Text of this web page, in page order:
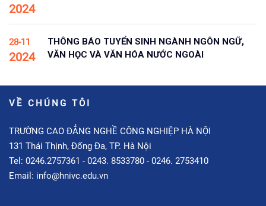
2024
28-11
2024
THÔNG BÁO TUYỂN SINH NGÀNH NGÔN NGỮ,
VĂN HỌC VÀ VĂN HÓA NƯỚC NGOÀI
VỀ CHÚNG TÔI
TRƯỜNG CAO ĐẲNG NGHỀ CÔNG NGHIỆP HÀ NỘI
131 Thái Thịnh, Đống Đa, TP. Hà Nội
Tel: 0246.2757361 - 0243. 8533780 - 0246. 2753410
Email: info@hnivc.edu.vn